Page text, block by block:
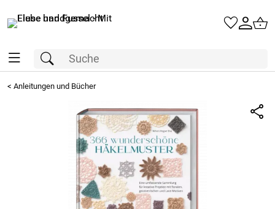
< Anleitungen und Bücher